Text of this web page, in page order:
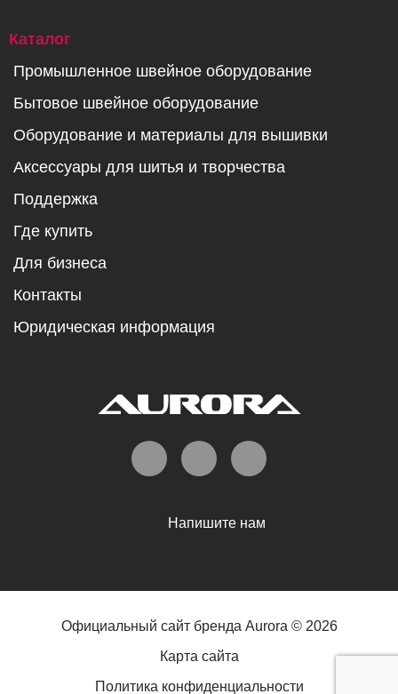
Напишите нам
Каталог
Промышленное швейное оборудование
Бытовое швейное оборудование
Оборудование и материалы для вышивки
Аксессуары для шитья и творчества
Поддержка
Где купить
Для бизнеса
Контакты
Юридическая информация
Официальный сайт бренда Aurora © 2026
Карта сайта
Политика конфиденциальности